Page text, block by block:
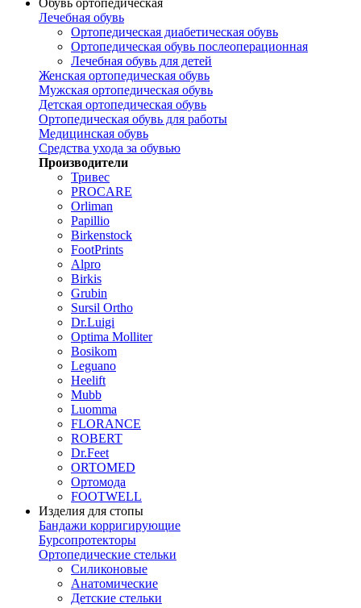
Обувь ортопедическая
Лечебная обувь
Ортопедическая диабетическая обувь
Ортопедическая обувь послеоперационная
Лечебная обувь для детей
Женская ортопедическая обувь
Мужская ортопедическая обувь
Детская ортопедическая обувь
Ортопедическая обувь для работы
Медицинская обувь
Средства ухода за обувью
Производители
Тривес
PROCARE
Orliman
Papillio
Birkenstock
FootPrints
Alpro
Birkis
Grubin
Sursil Ortho
Dr.Luigi
Optima Molliter
Bosikom
Leguano
Heelift
Mubb
Luomma
FLORANCE
ROBERT
Dr.Feet
ORTOMED
Ортомода
FOOTWELL
Изделия для стопы
Бандажи корригирующие
Бурсопротекторы
Ортопедические стельки
Силиконовые
Анатомические
Детские стельки